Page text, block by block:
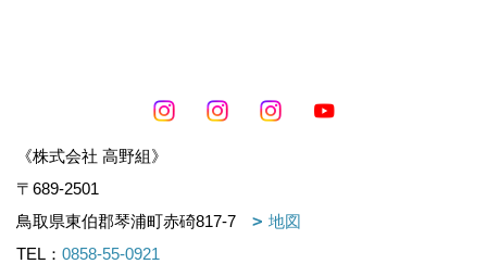
《株式会社 高野組》
〒689-2501
鳥取県東伯郡琴浦町赤碕817-7
地図
TEL： 0858-55-0921